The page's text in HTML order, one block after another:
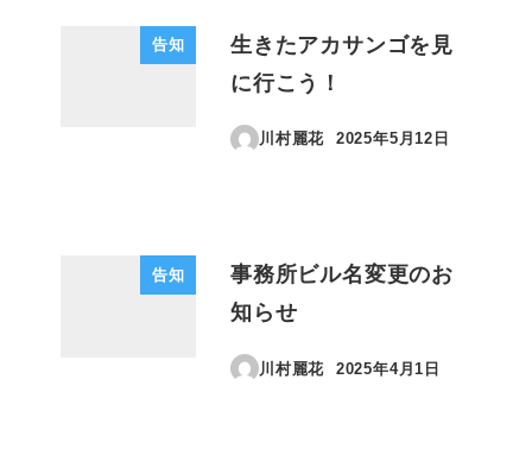
告知
生きたアカサンゴを見
に行こう！
川村麗花
投稿日
2025年5月12日
告知
事務所ビル名変更のお
知らせ
川村麗花
投稿日
2025年4月1日